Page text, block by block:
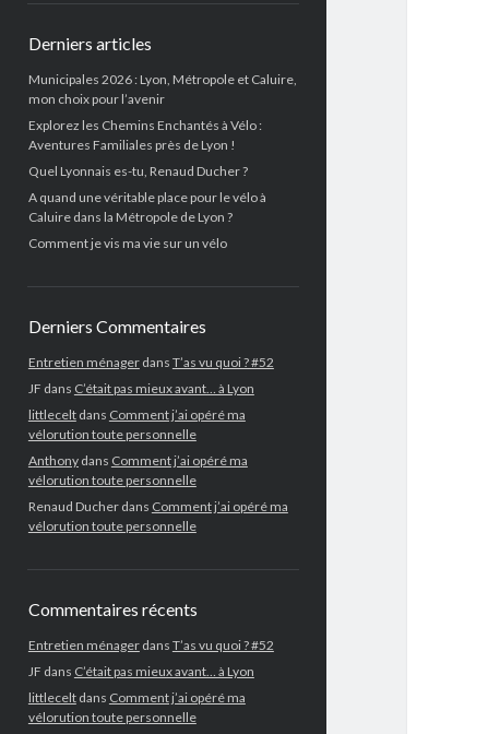
Derniers articles
Municipales 2026 : Lyon, Métropole et Caluire,
mon choix pour l’avenir
Explorez les Chemins Enchantés à Vélo :
Aventures Familiales près de Lyon !
Quel Lyonnais es-tu, Renaud Ducher ?
A quand une véritable place pour le vélo à
Caluire dans la Métropole de Lyon ?
Comment je vis ma vie sur un vélo
Derniers Commentaires
Entretien ménagerdans T’as vu quoi ? #52
JF dans C’était pas mieux avant… à Lyon
littleceltdans Comment j’ai opéré ma
vélorution toute personnelle
Anthonydans Comment j’ai opéré ma
vélorution toute personnelle
Renaud Ducherdans Comment j’ai opéré ma
vélorution toute personnelle
Commentaires récents
Entretien ménagerdans T’as vu quoi ? #52
JF dans C’était pas mieux avant… à Lyon
littleceltdans Comment j’ai opéré ma
vélorution toute personnelle